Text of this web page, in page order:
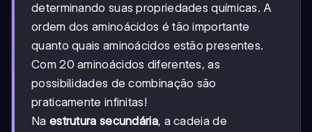
determinando suas propriedades químicas. A
ordem dos aminoácidos é tão importante
quanto quais aminoácidos estão presentes.
Com 20 aminoácidos diferentes, as
possibilidades de combinação são
praticamente infinitas!
Na estrutura secundária, a cadeia de